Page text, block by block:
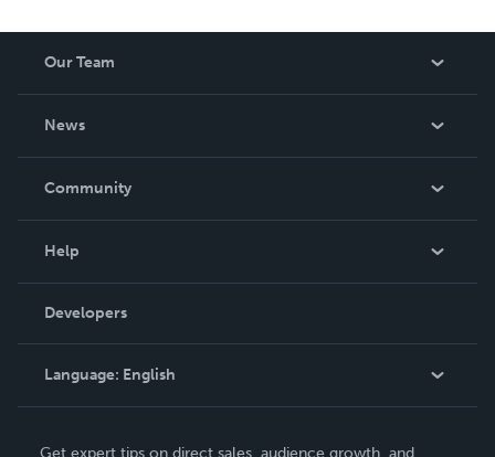
Our Team
News
In The News
Community
Podcast
Help
Order Lookup
Knowledge Base
Contact Support
Developers
Language: English
Get expert tips on direct sales, audience growth, and